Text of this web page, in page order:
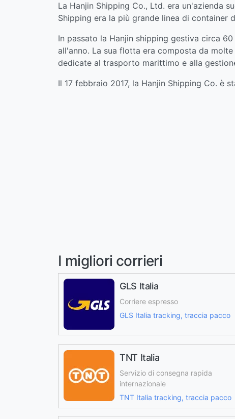
La Hanjin Shipping Co., Ltd. era un'azienda
Shipping era la più grande linea di container
In passato la Hanjin shipping gestiva circa
all'anno. La sua flotta era composta da
dedicate al trasporto marittimo e alla
Il 17 febbraio 2017, la Hanjin Shipping Co. è
I migliori corrieri
GLS Italia
Corriere espresso
GLS Italia tracking, traccia pacco
TNT Italia
Servizio di consegna rapida
internazionale
TNT Italia tracking, traccia pacco